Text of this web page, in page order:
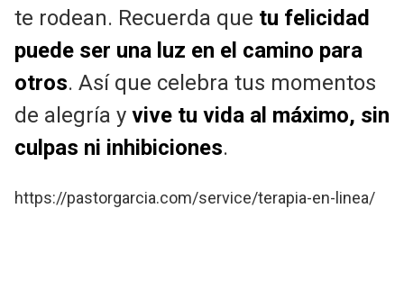
te rodean. Recuerda que tu felicidad
puede ser una luz en el camino para
otros. Así que celebra tus momentos
de alegría y vive tu vida al máximo, sin
culpas ni inhibiciones.
https://pastorgarcia.com/service/terapia-en-linea/